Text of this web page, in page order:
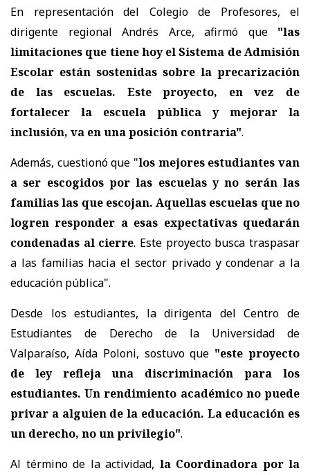
En representación del Colegio de Profesores, el
dirigente regional Andrés Arce, afirmó que
"las
limitaciones que tiene hoy el Sistema de Admisión
Escolar están sostenidas sobre la precarización
de las escuelas. Este proyecto, en vez de
fortalecer la escuela pública y mejorar la
inclusión, va en una posición contraria".
Además, cuestionó que "los mejores estudiantes van
a ser escogidos por las escuelas y no serán las
familias las que escojan. Aquellas escuelas que no
logren responder a esas expectativas quedarán
condenadas al cierre. Este proyecto busca traspasar
a las familias hacia el sector privado y condenar a la
educación pública".
Desde los estudiantes, la dirigenta del Centro de
Estudiantes de Derecho de la Universidad de
Valparaíso, Aída Poloni, sostuvo que "este proyecto
de ley refleja una discriminación para los
estudiantes. Un rendimiento académico no puede
privar a alguien de la educación. La educación es
un derecho, no un privilegio".
Al término de la actividad, la Coordinadora por la